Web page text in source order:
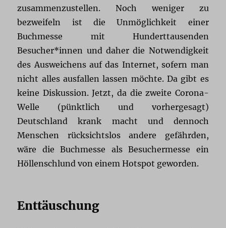
zusammenzustellen. Noch weniger zu
bezweifeln ist die Unmöglichkeit einer
Buchmesse mit Hunderttausenden
Besucher*innen und daher die Notwendigkeit
des Ausweichens auf das Internet, sofern man
nicht alles ausfallen lassen möchte. Da gibt es
keine Diskussion. Jetzt, da die zweite Corona-
Welle (pünktlich und vorhergesagt)
Deutschland krank macht und dennoch
Menschen rücksichtslos andere gefährden,
wäre die Buchmesse als Besuchermesse ein
Höllenschlund von einem Hotspot geworden.
Enttäuschung